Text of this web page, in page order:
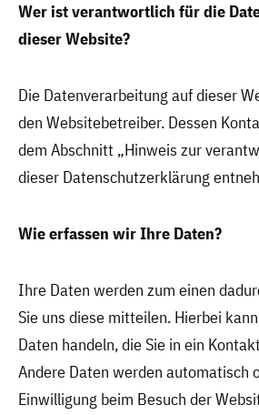
Wer ist verantwortlich für die
dieser Website?
Die Datenverarbeitung auf dieser
den Websitebetreiber. Dessen
dem Abschnitt „Hinweis zur
dieser Datenschutzerklärung
Wie erfassen wir Ihre Daten?
Ihre Daten werden zum einen
Sie uns diese mitteilen. Hierbei
Daten handeln, die Sie in ein
Andere Daten werden automatisch
Einwilligung beim Besuch der